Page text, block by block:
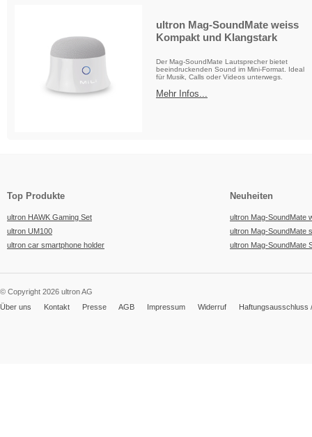
ultron Mag-SoundMate weiss
Kompakt und Klangstark
Der Mag-SoundMate Lautsprecher bietet
beeindruckenden Sound im Mini-Format. Ideal
für Musik, Calls oder Videos unterwegs.
Mehr Infos...
Top Produkte
ultron HAWK Gaming Set
ultron UM100
ultron car smartphone holder
Neuheiten
ultron Mag-SoundMate
ultron Mag-SoundMate
ultron Mag-SoundMate
© Copyright 2026 ultron AG
Über uns
Kontakt Presse AGB Impressum Widerruf Haftungsausschluss